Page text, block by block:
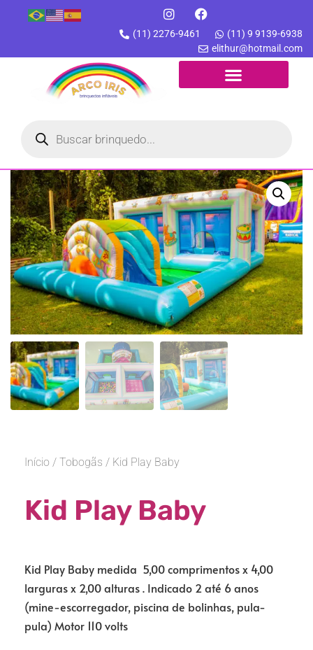
(11) 2276-9461
(11) 9 9139-6938
elithur@hotmail.com
Início / Tobogãs / Kid Play Baby
Kid Play Baby
Kid Play Baby medida 5,00 comprimentos x 4,00
larguras x 2,00 alturas . Indicado 2 até 6 anos
(mine-escorregador, piscina de bolinhas, pula-
pula) Motor 110 volts